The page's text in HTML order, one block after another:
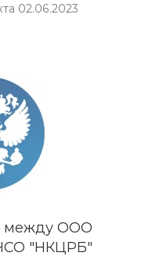
02.06.2023
между ООО
"НКЦРБ"